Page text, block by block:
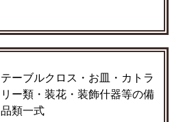
テーブルクロス・お皿・カトラ
リー類・装花・装飾什器等の備
品類一式